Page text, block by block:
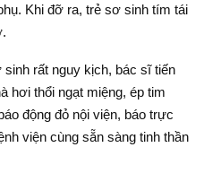
Khi đỡ ra, trẻ sơ sinh tím tái
rất nguy kịch, bác sĩ tiến
hơi thổi ngạt miệng, ép tim
động đỏ nội viện, báo trực
viện cùng sẵn sàng tinh thần